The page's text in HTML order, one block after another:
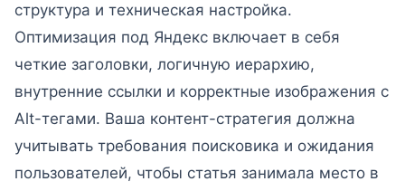
структура и техническая настройка.
Оптимизация под Яндекс включает в себя
четкие заголовки, логичную иерархию,
внутренние ссылки и корректные изображения с
Alt-тегами. Ваша контент-стратегия должна
учитывать требования поисковика и ожидания
пользователей, чтобы статья занимала место в